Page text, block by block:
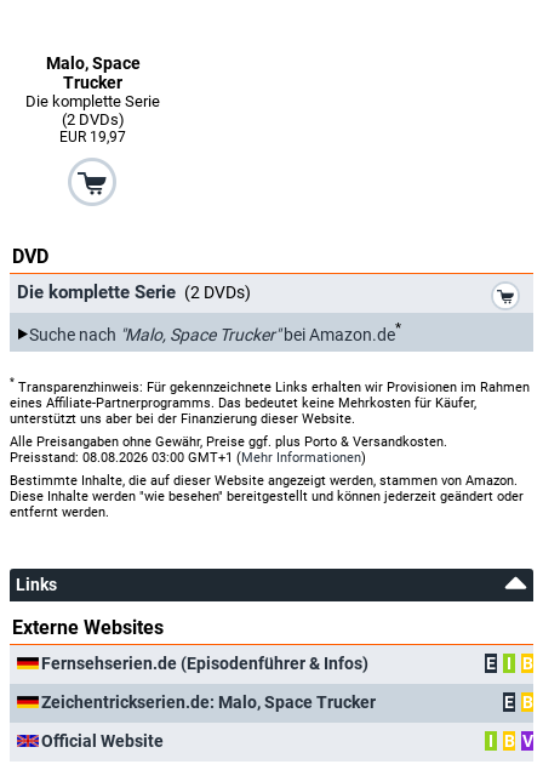
Malo, Space
Trucker
Die komplette Serie
(2 DVDs)
EUR 19,97
DVD
Die komplette Serie (2 DVDs)
Suche nach "Malo, Space Trucker"bei Amazon.de*
* Transparenzhinweis: Für gekennzeichnete Links erhalten wir Provisionen im Rahmen
eines Affiliate-Partnerprogramms. Das bedeutet keine Mehrkosten für Käufer,
unterstützt uns aber bei der Finanzierung dieser Website.
Alle Preisangaben ohne Gewähr, Preise ggf. plus Porto & Versandkosten.
Preisstand: 08.08.2026 03:00 GMT+1 (Mehr Informationen)
Bestimmte Inhalte, die auf dieser Website angezeigt werden, stammen von Amazon.
Diese Inhalte werden "wie besehen" bereitgestellt und können jederzeit geändert oder
entfernt werden.
Links
Externe Websites
Fernsehserien.de (Episodenführer & Infos) E I
B
Zeichentrickserien.de: Malo, Space Trucker
E B
Official Website
I B V